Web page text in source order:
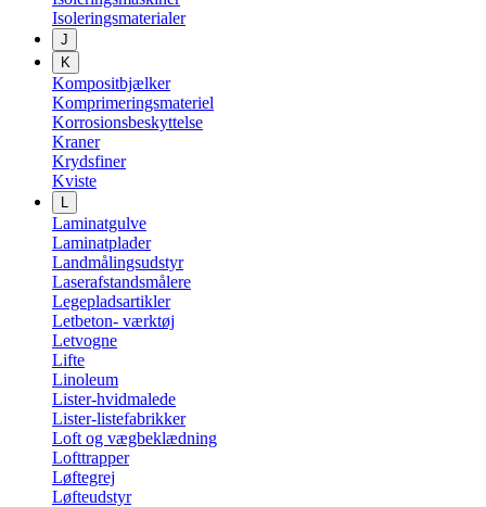
Isoleringsmaterialer
J
K
Kompositbjælker
Komprimeringsmateriel
Korrosionsbeskyttelse
Kraner
Krydsfiner
Kviste
L
Laminatgulve
Laminatplader
Landmålingsudstyr
Laserafstandsmålere
Legepladsartikler
Letbeton- værktøj
Letvogne
Lifte
Linoleum
Lister-hvidmalede
Lister-listefabrikker
Loft og vægbeklædning
Lofttrapper
Løftegrej
Løfteudstyr